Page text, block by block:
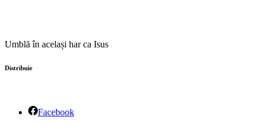
Umblă în același har ca Isus
Distribuie
Facebook